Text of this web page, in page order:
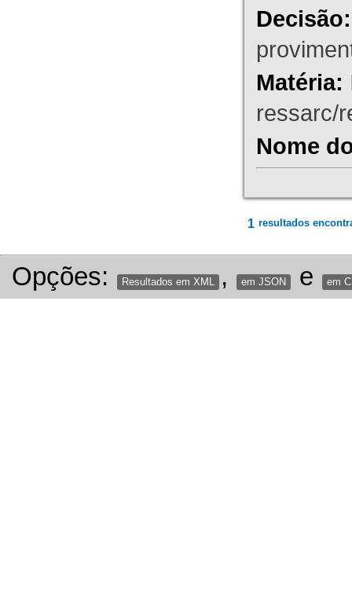
Decisão:
Matéria:
ressarc/
Nome
1 resultados
Opções: Resultados em XML , em JSON e em